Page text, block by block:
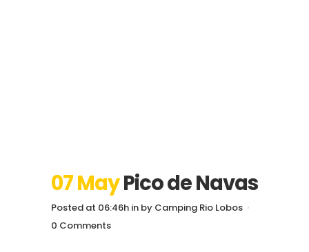
07 MayPico de Navas
Posted at 06:46h in by Camping Rio Lobos
0 Comments